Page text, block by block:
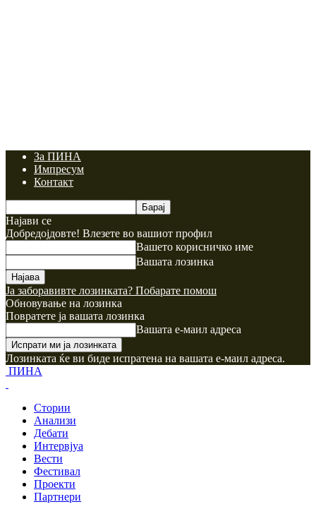
За ПИНА
Импресум
Контакт
Најави се
Добредојдовте! Влезете во вашиот профил
Вашето корисничко име
Вашата лозинка
Ја заборавивте лозинката? Побарате помош
Обновување на лозинка
Повратете ја вашата лозинка
Вашата е-маил адреса
Лозинката ќе ви биде испратена на вашата е-маил адреса.
ПИНА
Стории
Анализи
Дебати
Интервјуа
Вести
Фестивал
Проекти
Партнери